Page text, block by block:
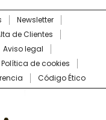
Newsletter
de Clientes
Aviso legal
Política de cookies
Código Ético